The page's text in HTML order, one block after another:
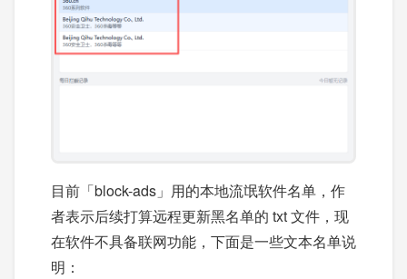
目前「block-ads」用的本地流氓软件名单，作
者表示后续打算远程更新黑名单的 txt 文件，现
在软件不具备联网功能，下面是一些文本名单说
明：